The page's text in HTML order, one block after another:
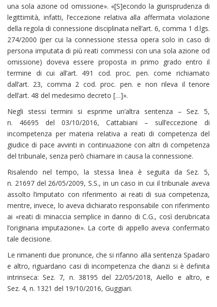
una sola azione od omissione». «[S]econdo la giurisprudenza di
legittimità, infatti, l’eccezione relativa alla affermata violazione
della regola di connessione disciplinata nell’art. 6, comma 1 d.lgs.
274/2000 (per cui la connessione stessa opera solo in caso di
persona imputata di più reati commessi con una sola azione od
omissione) doveva essere proposta in primo grado entro il
termine di cui all’art. 491 cod. proc. pen. come richiamato
dall’art. 23, comma 2 cod. proc. pen. e non rileva il tenore
dell’art. 48 del medesimo decreto […]».
Negli stessi termini si esprime un’altra sentenza – Sez. 5,
n. 46695 del 03/10/2016, Cattabiani – sull’eccezione di
incompetenza per materia relativa a reati di competenza del
giudice di pace avvinti in continuazione con altri di competenza
del tribunale, senza però chiamare in causa la connessione.
Risalendo nel tempo, la stessa linea è seguita da Sez. 5,
n. 21697 del 26/05/2009, S.S., in un caso in cui il tribunale aveva
assolto l’imputato con riferimento ai reati di sua competenza,
mentre, invece, lo aveva dichiarato responsabile con riferimento
ai «reati di minaccia semplice in danno di C.G., così derubricata
l’originaria imputazione». La corte di appello aveva confermato
tale decisione.
Le rimanenti due pronunce, che si rifanno alla sentenza Spadaro
e altro, riguardano casi di incompetenza che dianzi si è definita
intrinseca: Sez. 7, n. 38195 del 22/05/2018, Aiello e altro, e
Sez. 4, n. 1321 del 19/10/2016, Guggiari.